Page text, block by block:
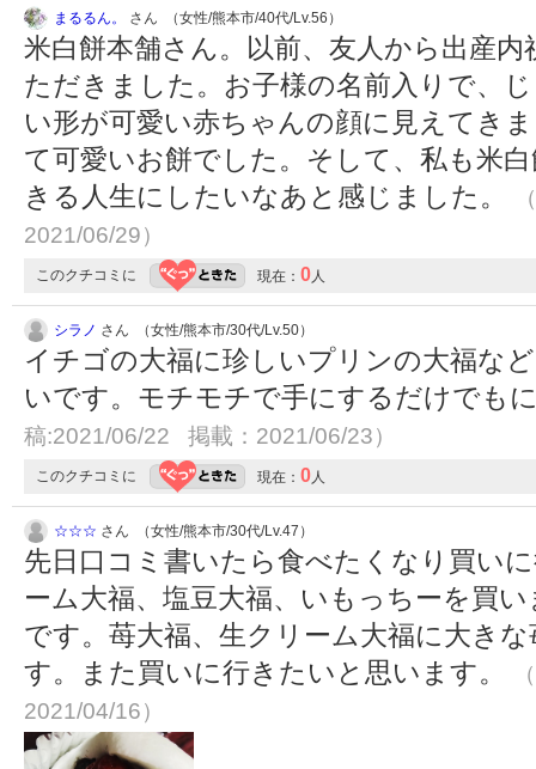
まるるん。 さん （女性/熊本市/40代/Lv.56）
米白餅本舗さん。以前、友人から出産
ただきました。お子様の名前入りで、
い形が可愛い赤ちゃんの顔に見えてき
て可愛いお餅でした。そして、私も米
きる人生にしたいなあと感じました。
2021/06/29）
このクチコミに 現在： 0人
シラノ さん （女性/熊本市/30代/Lv.50）
イチゴの大福に珍しいプリンの大福な
いです。モチモチで手にするだけでも
稿:2021/06/22 掲載：2021/06/23）
このクチコミに 現在： 0人
☆☆☆ さん （女性/熊本市/30代/Lv.47）
先日口コミ書いたら食べたくなり買い
ーム大福、塩豆大福、いもっちーを買
です。苺大福、生クリーム大福に大き
す。また買いに行きたいと思います。
2021/04/16）